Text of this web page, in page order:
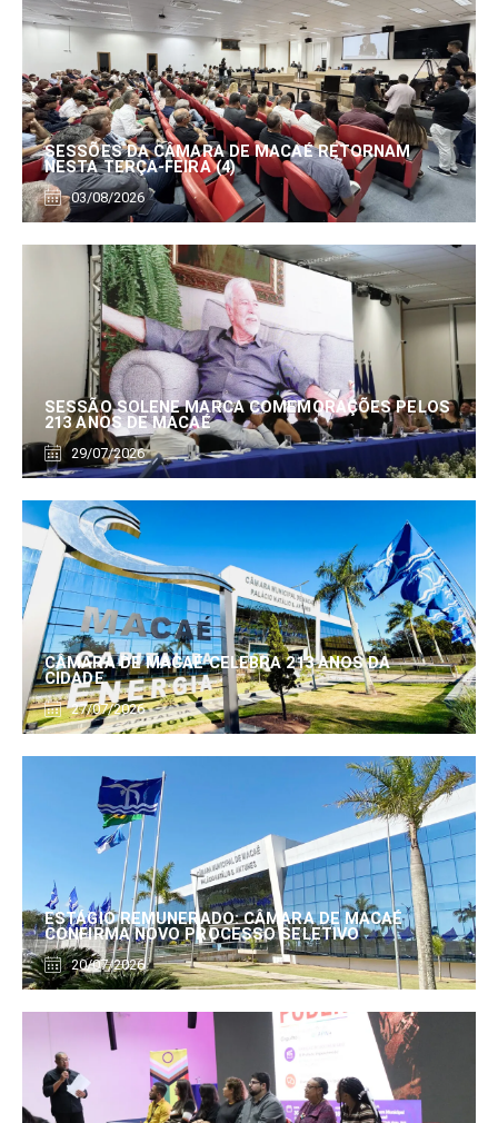
SESSÕES DA CÂMARA DE MACAÉ RETORNAM
NESTA TERÇA-FEIRA (4)
03/08/2026
SESSÃO SOLENE MARCA COMEMORAÇÕES PELOS
213 ANOS DE MACAÉ
29/07/2026
CÂMARA DE MACAÉ CELEBRA 213 ANOS DA
CIDADE
27/07/2026
ESTÁGIO REMUNERADO: CÂMARA DE MACAÉ
CONFIRMA NOVO PROCESSO SELETIVO
20/07/2026